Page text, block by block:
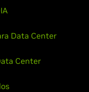
Data Center
Center